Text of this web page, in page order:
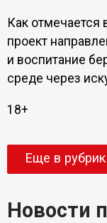
Как
проект
и воспитание
среде через
18+
Еще в
Новости